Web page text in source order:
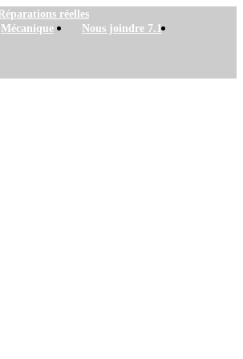
Réparations réelles
Mécanique Nous joindre 7.1